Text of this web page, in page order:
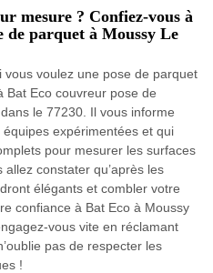
mesure ? Confiez-vous à
de parquet à Moussy Le
vous voulez une pose de parquet
Bat Eco couvreur pose de
le 77230. Il vous informe
expérimentées et qui
pour mesurer les surfaces
constater qu’après les
élégants et combler votre
confiance à Bat Eco à Moussy
vous vite en réclamant
pas de respecter les
!